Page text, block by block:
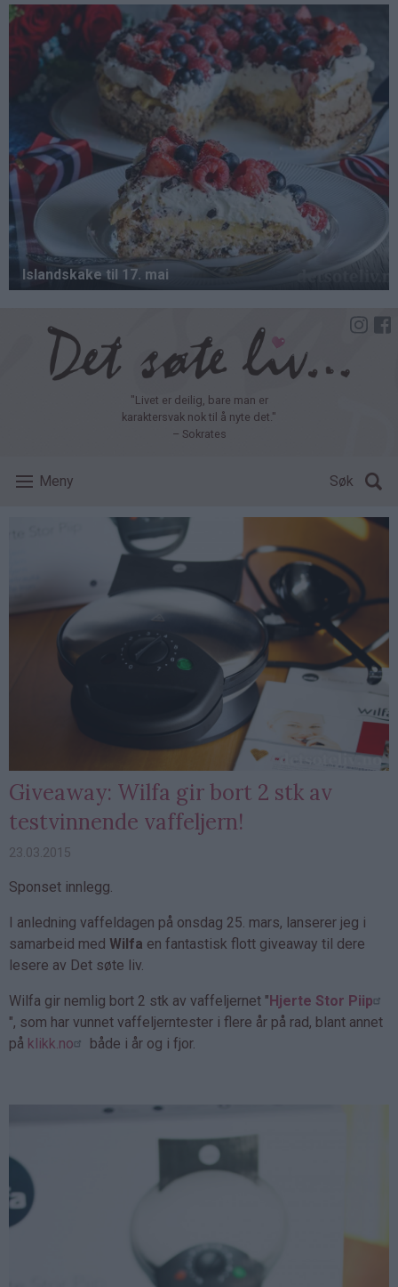
Hopp
hovedinnhold
"Livet er deilig, bare man er
karaktersvak nok til å nyte det."
– Sokrates
Meny Søk
Giveaway: Wilfa gir bort 2 stk av
testvinnende vaffeljern!
23.03.2015
Sponset innlegg.
I anledning vaffeldagen på onsdag 25. mars, lanserer jeg i
samarbeid med Wilfa en fantastisk flott giveaway til dere
lesere av Det søte liv.
Wilfa gir nemlig bort 2 stk av vaffeljernet "Hjerte Stor Piip
", som har vunnet vaffeljerntester i flere år på rad, blant annet
på klikk.no både i år og i fjor.